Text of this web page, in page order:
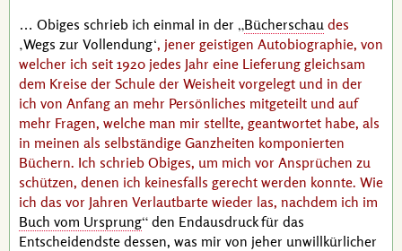
… Obiges schrieb ich einmal in der
Bücherschau des
Wegs zur Vollendung , jener geistigen Autobiographie, von
welcher ich seit 1920 jedes Jahr eine Lieferung gleichsam
dem Kreise der Schule der Weisheit vorgelegt und in der
ich von Anfang an mehr Persönliches mitgeteilt und auf
mehr Fragen, welche man mir stellte, geantwortet habe, als
in meinen als selbständige Ganzheiten komponierten
Büchern. Ich schrieb Obiges, um mich vor Ansprüchen zu
schützen, denen ich keinesfalls gerecht werden konnte. Wie
ich das vor Jahren Verlautbarte wieder las, nachdem ich im
Buch vom Ursprung den Endausdruck für das
Entscheidendste dessen, was mir von jeher unwillkürlicher